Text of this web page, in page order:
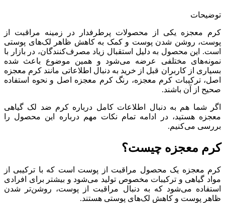
توضیحات
کرم معجزه یکی از محصولات پرطرفدار در زمینه مراقبت از
پوست، روشن شدن پوست و کمک به کاهش ظاهر لک‌های پوستی
است. این محصول به دلیل استقبال زیاد مصرف‌کنندگان، در بازار با
نمونه‌های مختلفی عرضه می‌شود و همین موضوع باعث شده
بسیاری از کاربران قبل از خرید به دنبال اطلاعاتی مانند کرم معجزه
اصل، ترکیبات کرم معجزه، رنگ کرم معجزه اصل و نحوه استفاده
صحیح از آن باشند.
اگر شما هم به دنبال اطلاعات کامل درباره کرم ضد لک گیاهی
معجزه هستید، در ادامه تمام نکات مهم درباره این محصول را
بررسی می‌کنیم.
کرم معجزه چیست؟
کرم معجزه یک محصول مراقبت از پوست است که با ترکیبی از
مواد گیاهی و ترکیبات مخصوص تولید می‌شود و بیشتر برای افرادی
استفاده می‌شود که به دنبال مراقبت از پوست، روشن‌تر شدن
ظاهر پوست و کاهش لک‌های پوستی هستند.